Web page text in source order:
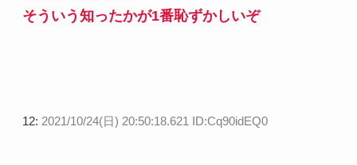
そういう知ったかが1番恥ずかしいぞ
12: 2021/10/24(日) 20:50:18.621 ID:Cq90idEQ0